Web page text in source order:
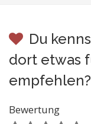
Du
dort etwas
empfehlen?
Bewertung